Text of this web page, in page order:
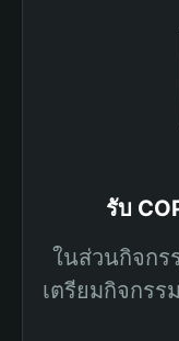
รับ
ในส่วนกิจกร
เตรียมกิจกรร